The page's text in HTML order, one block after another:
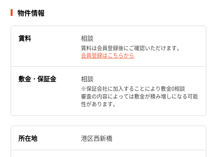
物件情報
賃料 相談
賃料は会員登録後にご確認いただけます。
会員登録はこちらから
敷金・保証金 相談
※保証会社に加入することにより敷金0相談
審査の内容によっては敷金が積み増しになる可能
性があります。
所在地 港区西新橋